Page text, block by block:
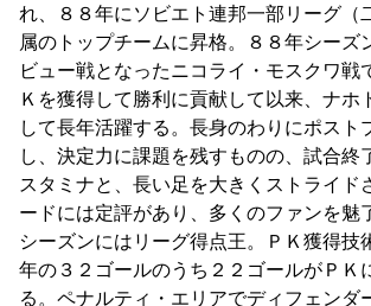
れ、８８年にソビエト連邦一部リーグ（
属のトップチームに昇格。８８年シーズ
ビュー戦となったニコライ・モスクワ戦
Ｋを獲得して勝利に貢献して以来、ナホ
して長年活躍する。長身のわりにポスト
し、決定力に課題を残すものの、試合終
スタミナと、長い足を大きくストライド
ードには定評があり、多くのファンを魅
シーズンにはリーグ得点王。ＰＫ獲得技
年の３２ゴールのうち２２ゴールがＰＫ
る。ペナルティ・エリアでディフェンダ